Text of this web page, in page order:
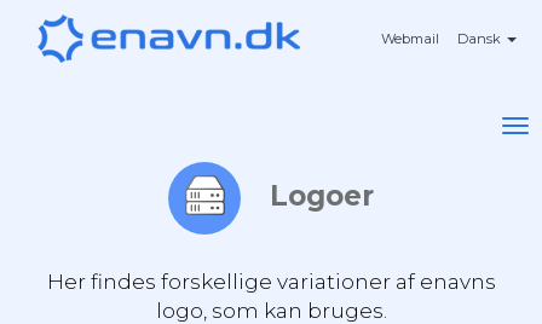
Webmail Dansk
Logoer
Her findes forskellige variationer af enavns
logo, som kan bruges.